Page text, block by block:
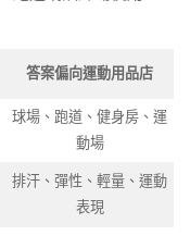
答案偏向運動用品店
球場、跑道、健身房、運
動場
排汗、彈性、輕量、運動
表現